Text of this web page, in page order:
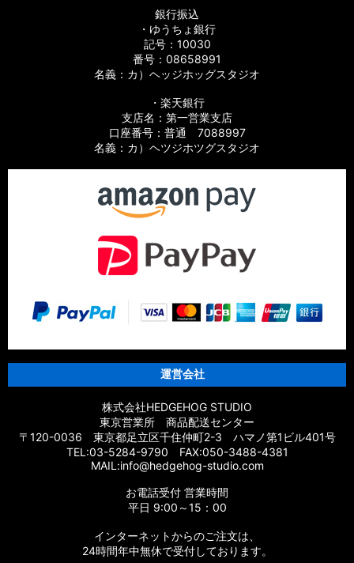
銀行振込
・ゆうちょ銀行
記号：10030
番号：08658991
名義：カ）ヘッジホッグスタジオ
・楽天銀行
支店名：第一営業支店
口座番号：普通 7088997
名義：カ）ヘツジホツグスタジオ
運営会社
株式会社HEDGEHOG STUDIO
東京営業所 商品配送センター
〒120-0036 東京都足立区千住仲町2-3 ハマノ第1ビル401号
TEL:03-5284-9790 FAX:050-3488-4381
MAIL:info@hedgehog-studio.com
お電話受付 営業時間
平日 9:00～15：00
インターネットからのご注文は、
24時間年中無休で受付しております。